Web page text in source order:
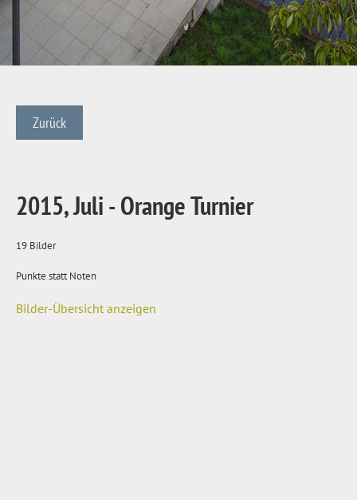
Zurück
2015, Juli - Orange Turnier
19 Bilder
Punkte statt Noten
Bilder-Übersicht anzeigen